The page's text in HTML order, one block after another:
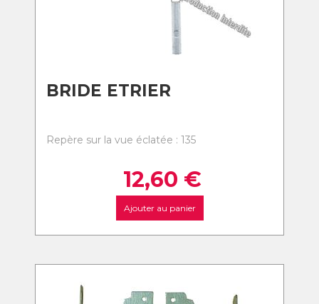
BRIDE ETRIER
Repère sur la vue éclatée : 135
12,60 €
Ajouter au panier